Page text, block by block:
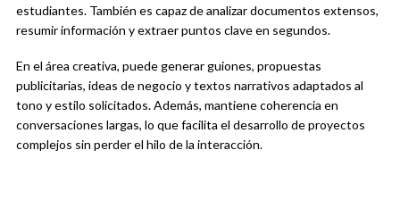
estudiantes. También es capaz de analizar documentos extensos,
resumir información y extraer puntos clave en segundos.
En el área creativa, puede generar guiones, propuestas
publicitarias, ideas de negocio y textos narrativos adaptados al
tono y estilo solicitados. Además, mantiene coherencia en
conversaciones largas, lo que facilita el desarrollo de proyectos
complejos sin perder el hilo de la interacción.